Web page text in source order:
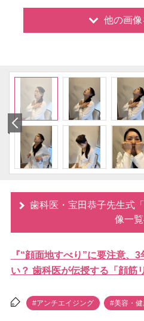
他の画像
歯科医・宝田恭子先生式
像一
『“顔面地すべり”に要注意、
い？ 歯科医が伝授する「顔筋
#アンチエイジング #美容・健